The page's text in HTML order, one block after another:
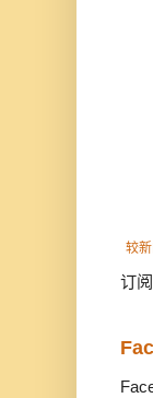
较
订阅